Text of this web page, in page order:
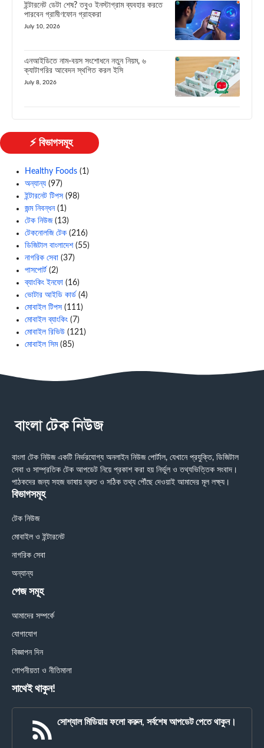
ইন্টারনেট ডেটা শেষ? তবুও ইনস্টাগ্রাম ব্যবহার করতে
পারবেন গ্রামীণফোন গ্রাহকরা
July 10, 2026
এনআইডিতে নাম-বয়স সংশোধনে নতুন নিয়ম, ৬
ক্যাটাগরির আবেদন স্থগিত করল ইসি
July 8, 2026
⚡ বিভাগসমূহ
Healthy Foods (1)
অন্যান্য (97)
ইন্টারনেট টিপস (98)
জন্ম নিবন্ধন(1)
টেক নিউজ(13)
টেকনোলজি টেক (216)
ডিজিটাল বাংলাদেশ(55)
নাগরিক সেবা (37)
পাসপোর্ট (2)
ব্যাংকিং ইনফো (16)
ভোটার আইডি কার্ড (4)
মোবাইল টিপস (111)
মোবাইল ব্যাংকিং (7)
মোবাইল রিভিউ (121)
মোবাইল সিম(85)
বাংলা টেক নিউজ একটি নির্ভরযোগ্য অনলাইন নিউজ পোর্টাল, যেখানে প্রযুক্তি, ডিজিটাল
সেবা ও সাম্প্রতিক টেক আপডেট নিয়ে প্রকাশ করা হয় নির্ভুল ও তথ্যভিত্তিক সংবাদ।
পাঠকদের জন্য সহজ ভাষায় দ্রুত ও সঠিক তথ্য পৌঁছে দেওয়াই আমাদের মূল লক্ষ্য।
বিভাগসমূহ
টেক নিউজ
মোবাইল ও ইন্টারনেট
নাগরিক সেবা
অন্যান্য
পেজ সমূহ
আমাদের সম্পর্কে
যোগাযোগ
বিজ্ঞাপন দিন
গোপনীয়তা ও নীতিমালা
সাথেই থাকুন!
সোশ্যাল মিডিয়ায় ফলো করুন, সর্বশেষ আপডেট পেতে থাকুন।